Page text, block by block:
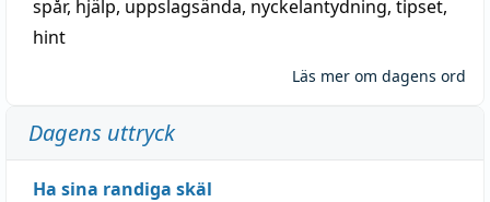
spår, hjälp, uppslagsända, nyckelantydning, tipset,
hint
Läs mer om dagens ord
Dagens uttryck
Ha sina randiga skäl